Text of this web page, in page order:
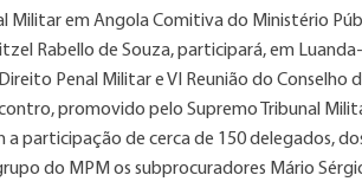
Militar em Angola Comitiva do Ministério
Rabello de Souza, participará, em
Penal Militar e VI Reunião do Conselho
promovido pelo Supremo Tribunal
participação de cerca de 150 delegados,
do MPM os subprocuradores Mário